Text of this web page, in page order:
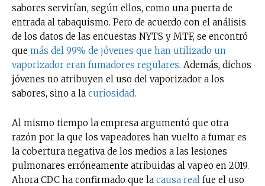
sabores servirían, según ellos, como una puerta de
entrada al tabaquismo. Pero de acuerdo con el análisis
de los datos de las encuestas NYTS y MTF, se encontró
que más del 99% de jóvenes que han utilizado un
vaporizador eran fumadores regulares. Además, dichos
jóvenes no atribuyen el uso del vaporizador a los
sabores, sino a la curiosidad.
Al mismo tiempo la empresa argumentó que otra
razón por la que los vapeadores han vuelto a fumar es
la cobertura negativa de los medios a las lesiones
pulmonares erróneamente atribuidas al vapeo en 2019.
Ahora CDC ha confirmado que la causa real fue el uso